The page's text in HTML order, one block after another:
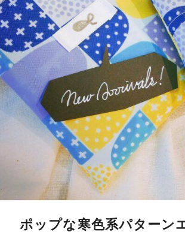
ポップな寒色系パターン